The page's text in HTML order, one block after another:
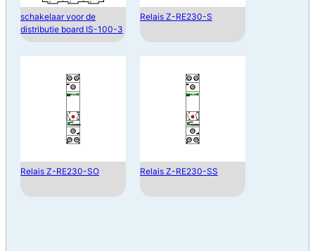
schakelaar voor de
distributie board IS-100-3
Relais Z-RE230-S
Relais Z-RE230-SO Relais Z-RE230-SS